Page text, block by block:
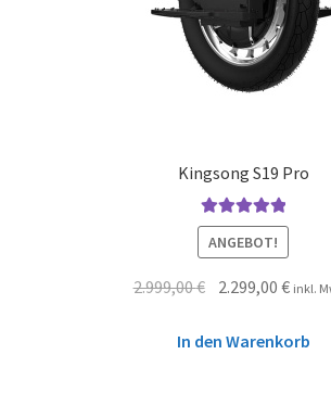
Kingsong S19 Pro
Bewertet mit
5.00von 5
ANGEBOT!
2.999,00€ 2.299,00€ inkl.
In den Warenkorb